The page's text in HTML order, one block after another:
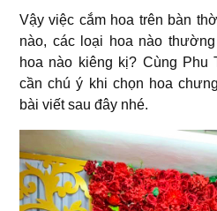
Vậy việc cắm hoa trên bàn
nào, các loại hoa nào
hoa nào kiêng kị? Cùng Phu
cần chú ý khi chọn hoa
bài viết sau đây nhé.